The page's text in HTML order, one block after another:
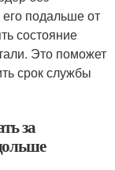
подальше от
состояние
Это поможет
срок службы
за